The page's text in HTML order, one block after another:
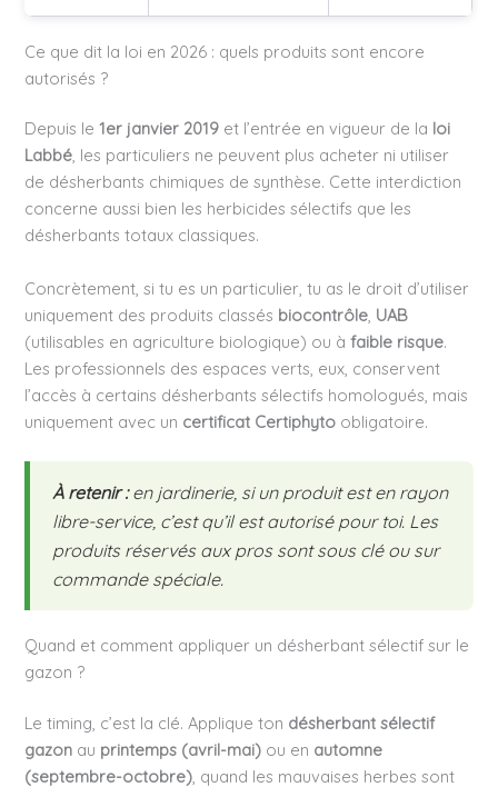
Ce que dit la loi en 2026 : quels produits sont encore
autorisés ?
Depuis le1er janvier 2019 et l’entrée en vigueur de la loi
Labbé, les particuliers ne peuvent plus acheter ni utiliser
de désherbants chimiques de synthèse. Cette interdiction
concerne aussi bien les herbicides sélectifs que les
désherbants totaux classiques.
Concrètement, si tu es un particulier, tu as le droit d’utiliser
uniquement des produits classés biocontrôle UAB
(utilisables en agriculture biologique) ou àfaible risque.
Les professionnels des espaces verts, eux, conservent
l’accès à certains désherbants sélectifs homologués, mais
uniquement avec un certificat Certiphyto obligatoire.
À retenir :en jardinerie, si un produit est en rayon
libre-service, c’est qu’il est autorisé pour toi. Les
produits réservés aux pros sont sous clé ou sur
commande spéciale.
Quand et comment appliquer un désherbant sélectif sur le
gazon ?
Le timing, c’est la clé. Applique ton désherbant sélectif
gazon au printemps (avril-mai) ou en automne
(septembre-octobre), quand les mauvaises herbes sont